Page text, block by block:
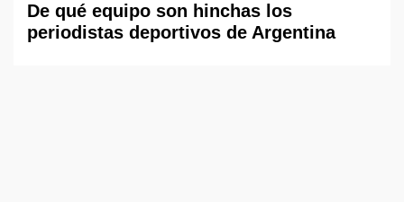
De qué equipo son hinchas los
periodistas deportivos de Argentina